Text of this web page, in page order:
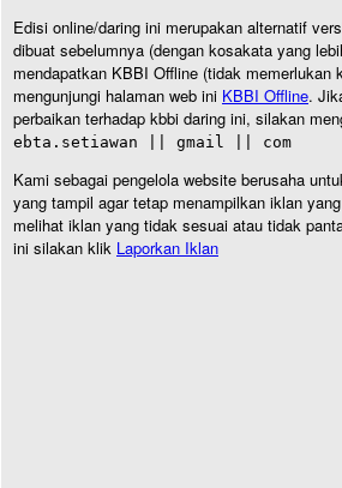
Edisi online/daring ini merupakan alternatif
dibuat sebelumnya (dengan kosakata yang
mendapatkan KBBI Offline (tidak memerlukan
mengunjungi halaman web ini KBBI Offline.
perbaikan terhadap kbbi daring ini, silakan
ebta.setiawan || gmail || com
Kami sebagai pengelola website berusaha
yang tampil agar tetap menampilkan iklan
melihat iklan yang tidak sesuai atau tidak
ini silakan klik Laporkan Iklan